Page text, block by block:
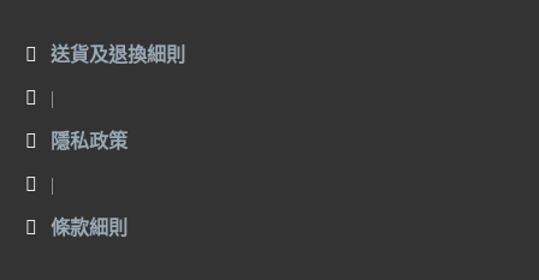
送貨及退換細則
|
隱私政策
|
條款細則